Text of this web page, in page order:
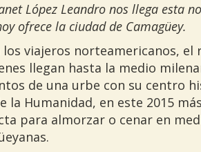
López Leandro nos llega esta
ofrece la ciudad de Camagüey.
los viajeros norteamericanos,
llegan hasta la medio
de una urbe con su centro
la Humanidad, en este 2015
para almorzar o cenar en